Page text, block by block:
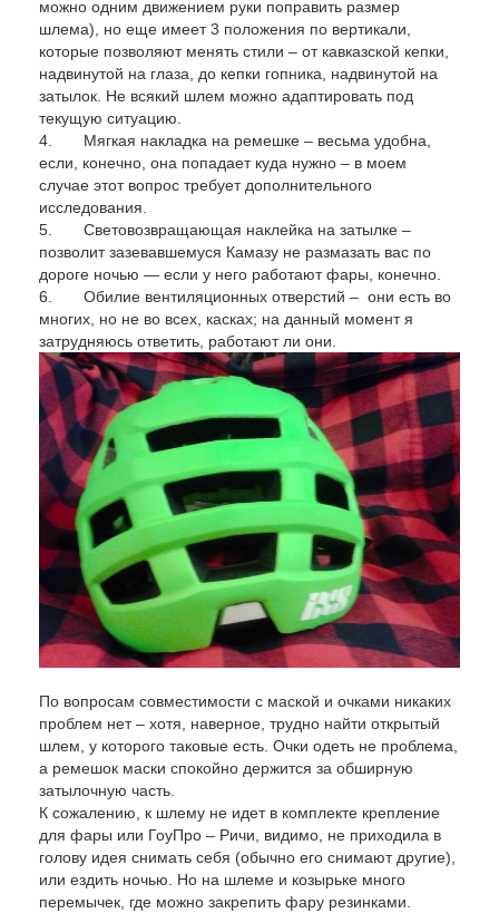
можно одним движением руки поправить размер
шлема), но еще имеет 3 положения по вертикали,
которые позволяют менять стили – от кавказской кепки,
надвинутой на глаза, до кепки гопника, надвинутой на
затылок. Не всякий шлем можно адаптировать под
текущую ситуацию.
4. Мягкая накладка на ремешке – весьма удобна,
если, конечно, она попадает куда нужно – в моем
случае этот вопрос требует дополнительного
исследования.
5. Световозвращающая наклейка на затылке –
позволит зазевавшемуся Камазу не размазать вас по
дороге ночью — если у него работают фары, конечно.
6. Обилие вентиляционных отверстий – они есть во
многих, но не во всех, касках; на данный момент я
затрудняюсь ответить, работают ли они.
По вопросам совместимости с маской и очками никаких
проблем нет – хотя, наверное, трудно найти открытый
шлем, у которого таковые есть. Очки одеть не проблема,
а ремешок маски спокойно держится за обширную
затылочную часть.
К сожалению, к шлему не идет в комплекте крепление
для фары или ГоуПро – Ричи, видимо, не приходила в
голову идея снимать себя (обычно его снимают другие),
или ездить ночью. Но на шлеме и козырьке много
перемычек, где можно закрепить фару резинками.